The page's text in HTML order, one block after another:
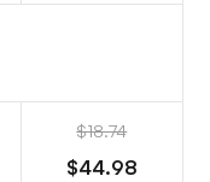
$18.74
$44.98